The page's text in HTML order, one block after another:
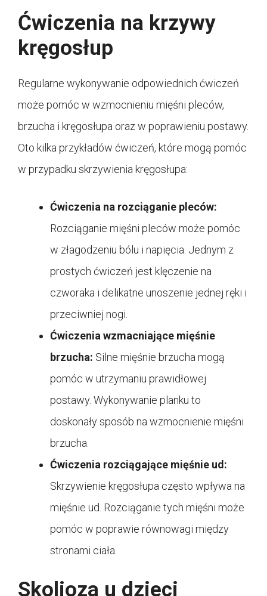
Ćwiczenia na krzywy
kręgosłup
Regularne wykonywanie odpowiednich ćwiczeń
może pomóc w wzmocnieniu mięśni pleców,
brzucha i kręgosłupa oraz w poprawieniu postawy.
Oto kilka przykładów ćwiczeń, które mogą pomóc
w przypadku skrzywienia kręgosłupa:
Ćwiczenia na rozciąganie pleców:
Rozciąganie mięśni pleców może pomóc
w złagodzeniu bólu i napięcia. Jednym z
prostych ćwiczeń jest klęczenie na
czworaka i delikatne unoszenie jednej ręki i
przeciwniej nogi.
Ćwiczenia wzmacniające mięśnie
brzucha: Silne mięśnie brzucha mogą
pomóc w utrzymaniu prawidłowej
postawy. Wykonywanie planku to
doskonały sposób na wzmocnienie mięśni
brzucha.
Ćwiczenia rozciągające mięśnie ud:
Skrzywienie kręgosłupa często wpływa na
mięśnie ud. Rozciąganie tych mięśni może
pomóc w poprawie równowagi między
stronami ciała.
Skolioza u dzieci